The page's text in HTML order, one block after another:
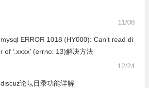
11/08
mysql ERROR 1018 (HY000): Can’t read di
r of ‘.xxxx’ (errno: 13)解决方法
12/24
discuz论坛目录功能详解